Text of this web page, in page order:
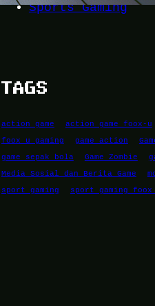
Sports Gaming
TAGS
action game action game foox-u
foox u gaming
game action
game sepak bola
Game Zombie
Media Sosial dan Berita Game
sport gaming
sport gaming foox